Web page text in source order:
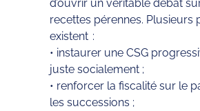
d’ouvrir un véritable débat
recettes pérennes. Plusieurs
existent :
• instaurer une CSG
juste socialement ;
• renforcer la fiscalité sur le
les successions ;